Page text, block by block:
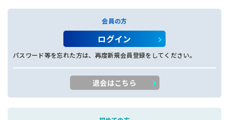
会員の方
ログイン
パスワード等を忘れた方は、再度新規会員登録をしてください。
退会はこちら